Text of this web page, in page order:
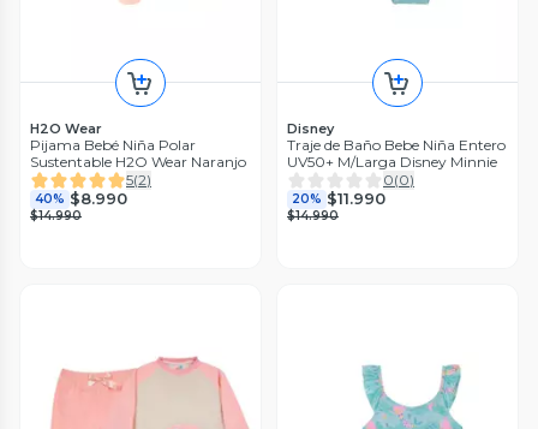
H2O Wear
Pijama Bebé Niña Polar
Sustentable H2O Wear Naranjo
5(2)
40% $8.990
$14.990
Disney
Traje de Baño Bebe Niña Entero
UV50+ M/Larga Disney Minnie
0(0)
20% $11.990
$14.990